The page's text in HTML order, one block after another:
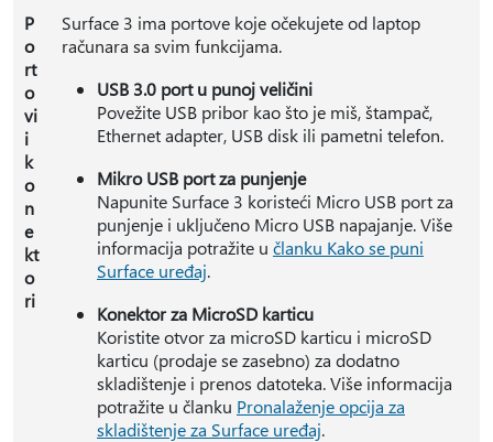
P
o
rt
o
vi
i
k
o
n
e
kt
o
ri
Surface 3 ima portove koje očekujete od laptop
računara sa svim funkcijama.
USB 3.0 port u punoj veličini
Povežite USB pribor kao što je miš, štampač,
Ethernet adapter, USB disk ili pametni telefon.
Mikro USB port za punjenje
Napunite Surface 3 koristeći Micro USB port za
punjenje i uključeno Micro USB napajanje. Više
informacija potražite u članku Kako se puni
Surface uređaj.
Konektor za MicroSD karticu
Koristite otvor za microSD karticu i microSD
karticu (prodaje se zasebno) za dodatno
skladištenje i prenos datoteka. Više informacija
potražite u članku Pronalaženje opcija za
skladištenje za Surface uređaj.